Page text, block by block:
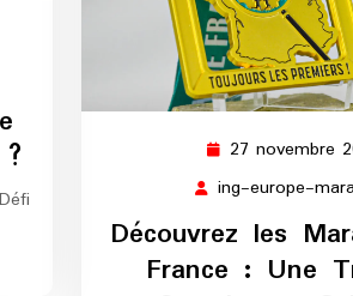
27 novembre
ing-europe-
Découvrez les
France : Une